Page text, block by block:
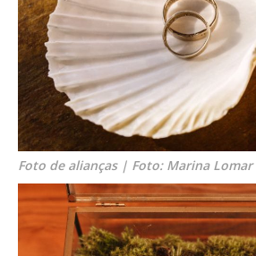
Foto de alianças | Foto: Marina Lomar